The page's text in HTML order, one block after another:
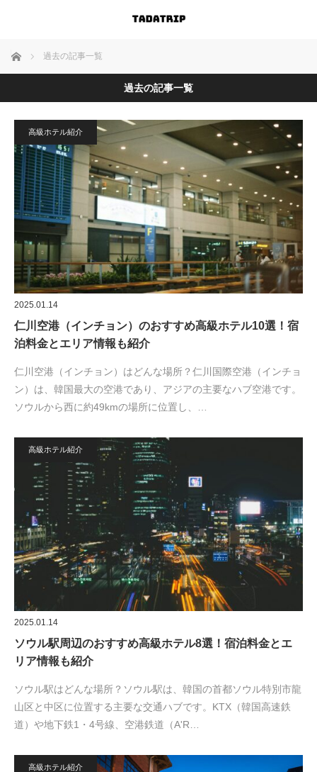
ホーム 過去の記事一覧
過去の記事一覧
高級ホテル紹介
2025.01.14
仁川空港（インチョン）のおすすめ高級ホテル10選！宿
泊料金とエリア情報も紹介
仁川空港（インチョン）はどんな場所？仁川国際空港（インチョ
ン）は、韓国最大の空港であり、アジアの主要なハブ空港です。
ソウルから西に約49kmの場所に位置し、…
高級ホテル紹介
2025.01.14
ソウル駅周辺のおすすめ高級ホテル8選！宿泊料金とエ
リア情報も紹介
ソウル駅はどんな場所？ソウル駅は、韓国の首都ソウル特別市龍
山区と中区に位置する主要な交通ハブです。KTX（韓国高速鉄
道）や地下鉄1・4号線、空港鉄道（A'R…
高級ホテル紹介